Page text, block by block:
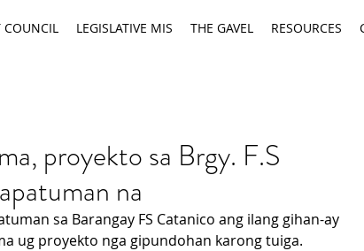
COUNCIL LEGISLATIVE MIS THE GAVEL RESOURCES
proyekto sa Brgy. F.S
na
sa Barangay FS Catanico ang ilang gihan-ay
ug proyekto nga gipundohan karong tuiga.